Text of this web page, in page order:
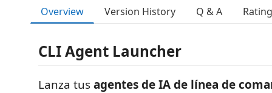
Overview Version History Q & A
CLI Agent Launcher
Lanza tusagentes de IA de línea de